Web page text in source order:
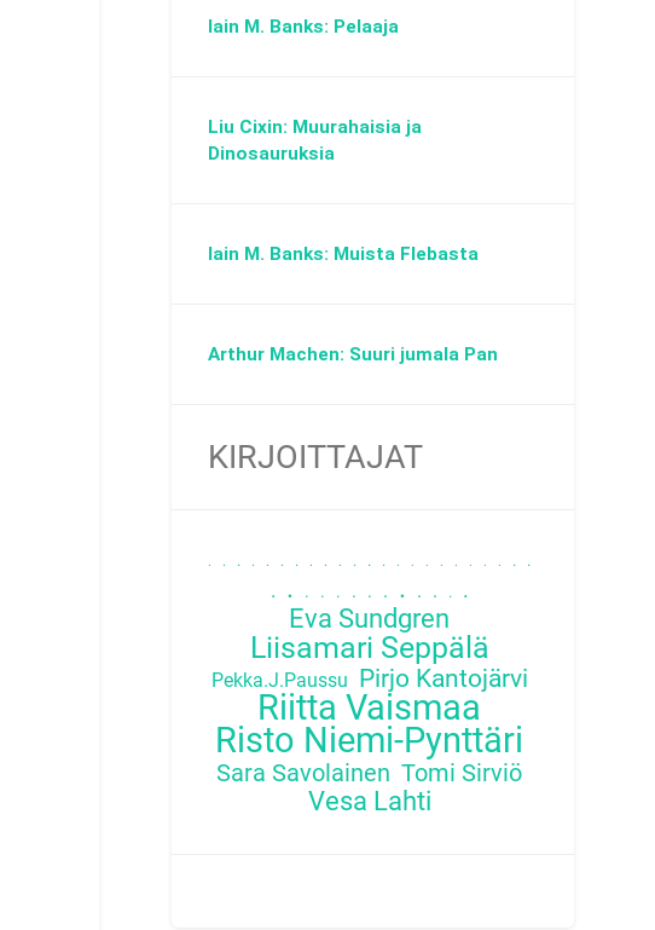
Iain M. Banks: Pelaaja
Liu Cixin: Muurahaisia ja
Dinosauruksia
Iain M. Banks: Muista Flebasta
Arthur Machen: Suuri jumala Pan
KIRJOITTAJAT
. . . . . . . . . . . . . . . . . . . . . . .
. . . . . . . . . . . . .
Eva Sundgren
Liisamari Seppälä
Pekka.J.Paussu Pirjo Kantojärvi
Riitta Vaismaa
Risto Niemi-Pynttäri
Sara Savolainen Tomi Sirviö
Vesa Lahti